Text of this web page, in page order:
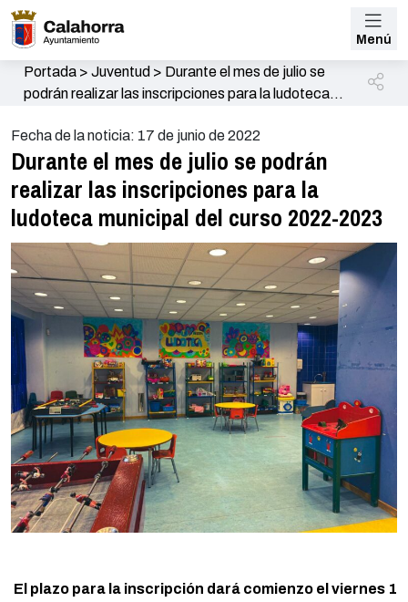
Menú
Portada> Juventud > Durante el mes de julio se
podrán realizar las inscripciones para la ludoteca
Fecha de la noticia: 17 de junio de 2022
Durante el mes de julio se podrán
realizar las inscripciones para la
ludoteca municipal del curso 2022-2023
El plazo para la inscripción dará comienzo el viernes 1